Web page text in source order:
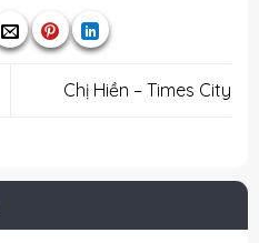
Chị Hiền – Times City